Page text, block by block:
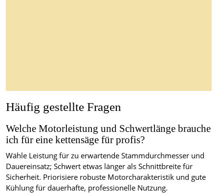
Häufig gestellte Fragen
Welche Motorleistung und Schwertlänge brauche
ich für eine kettensäge für profis?
Wähle Leistung für zu erwartende Stammdurchmesser und
Dauereinsatz; Schwert etwas länger als Schnittbreite für
Sicherheit. Priorisiere robuste Motorcharakteristik und gute
Kühlung für dauerhafte, professionelle Nutzung.